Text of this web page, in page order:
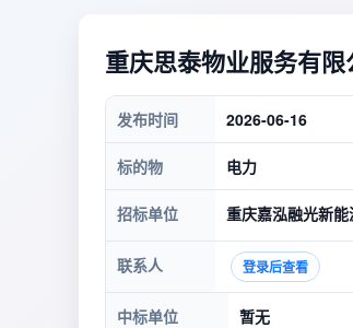
重庆思泰物业服务有
发布时间 2026-06-16
标的物 电力
招标单位 重庆嘉泓融光新
联系人 登录后查看
中标单位 暂无